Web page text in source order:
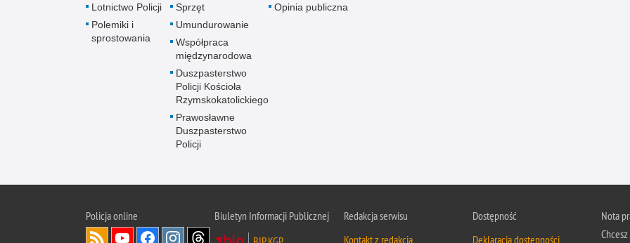
Lotnictwo Policji
Polemiki i
sprostowania
Sprzęt
Umundurowanie
Współpraca
międzynarodowa
Duszpasterstwo
Policji Kościoła
Rzymskokatolickiego
Prawosławne
Duszpasterstwo
Policji
Opinia publiczna
Policjaonline
Biuletyn Informacji Publicznej
Redakcja serwisu
Kontakt z redakcją
Dostępność
Deklaracja dostępności
Nota